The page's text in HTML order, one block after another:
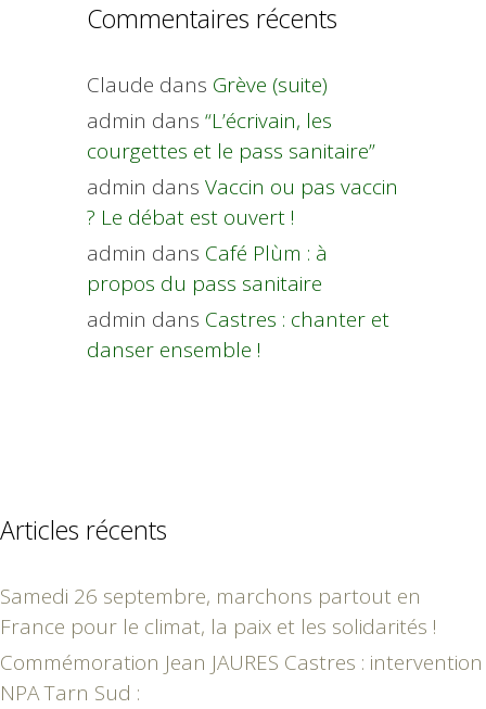
Commentaires récents
Claude dans Grève (suite)
admin dans “L’écrivain, les
courgettes et le pass sanitaire”
admin dans Vaccin ou pas vaccin
? Le débat est ouvert !
admin dans Café Plùm : à
propos du pass sanitaire
admin dans Castres : chanter et
danser ensemble !
Articles récents
Samedi 26 septembre, marchons partout en
France pour le climat, la paix et les solidarités !
Commémoration Jean JAURES Castres : intervention
NPA Tarn Sud :